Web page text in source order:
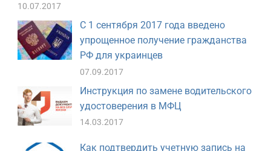
10.07.2017
С 1 сентября 2017 года введено
упрощенное получение гражданства
РФ для украинцев
07.09.2017
Инструкция по замене водительского
удостоверения в МФЦ
14.03.2017
Как подтвердить учетную запись на